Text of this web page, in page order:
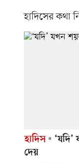
হাদিসের কথা
হাদিস
দেয়